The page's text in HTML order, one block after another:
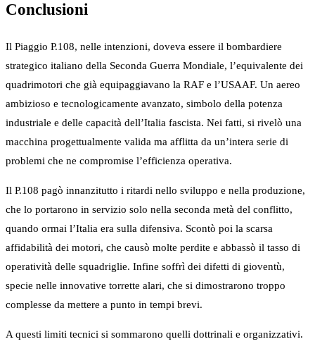
Conclusioni
Il Piaggio P.108, nelle intenzioni, doveva essere il bombardiere
strategico italiano della Seconda Guerra Mondiale, l’equivalente dei
quadrimotori che già equipaggiavano la RAF e l’USAAF. Un aereo
ambizioso e tecnologicamente avanzato, simbolo della potenza
industriale e delle capacità dell’Italia fascista. Nei fatti, si rivelò una
macchina progettualmente valida ma afflitta da un’intera serie di
problemi che ne compromise l’efficienza operativa.
Il P.108 pagò innanzitutto i ritardi nello sviluppo e nella produzione,
che lo portarono in servizio solo nella seconda metà del conflitto,
quando ormai l’Italia era sulla difensiva. Scontò poi la scarsa
affidabilità dei motori, che causò molte perdite e abbassò il tasso di
operatività delle squadriglie. Infine soffrì dei difetti di gioventù,
specie nelle innovative torrette alari, che si dimostrarono troppo
complesse da mettere a punto in tempi brevi.
A questi limiti tecnici si sommarono quelli dottrinali e organizzativi.